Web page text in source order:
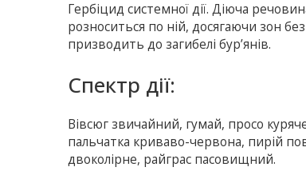
Гербіцид системної дії. Діюча
розноситься по ній, досягаючи зон
призводить до загибелі бур’янів.
Спектр дії:
Вівсюг звичайний, гумай, просо
пальчатка криваво-червона, пирій
двоколірне, райграс пасовищний.